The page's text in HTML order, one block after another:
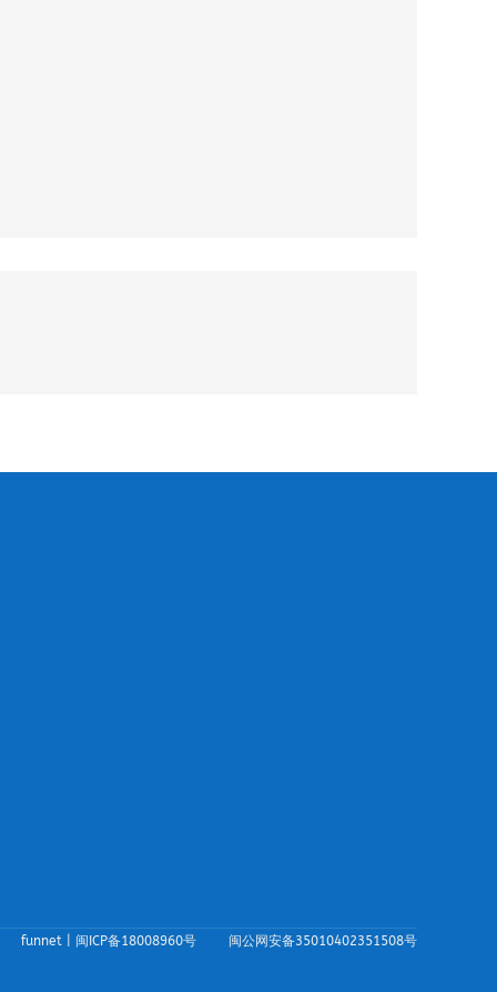
funnet | 闽ICP备18008960号 闽公网安备35010402351508号